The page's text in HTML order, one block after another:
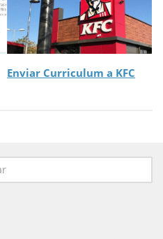
Enviar Curriculum a KFC